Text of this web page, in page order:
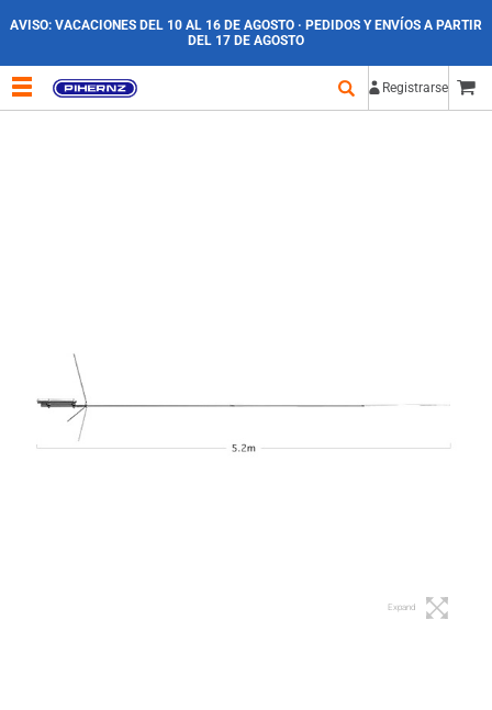
AVISO: VACACIONES DEL 10 AL 16 DE AGOSTO · PEDIDOS Y ENVÍOS A PARTIR
DEL 17 DE AGOSTO
Registrarse
Expand